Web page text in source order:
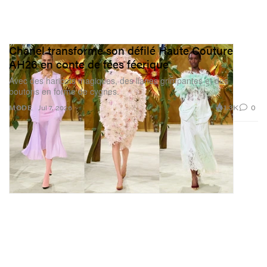
MODE
Chanel transforme son défilé Haute Couture
AH26 en conte de fées féerique
Avec des haricots magiques, des lianes grimpantes et des
boutons en forme de cygnes.
Jul 7, 2026 1.3K 0